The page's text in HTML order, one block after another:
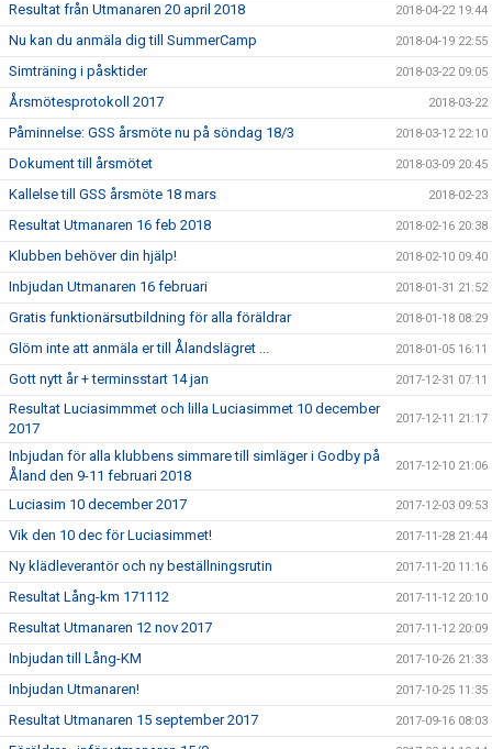
Resultat från Utmanaren 20 april 2018 2018-04-22 19:44
Nu kan du anmäla dig till SummerCamp 2018-04-19 22:55
Simträning i påsktider 2018-03-22 09:05
Årsmötesprotokoll 2017 2018-03-22
Påminnelse: GSS årsmöte nu på söndag 18/3 2018-03-12 22:10
Dokument till årsmötet 2018-03-09 20:45
Kallelse till GSS årsmöte 18 mars 2018-02-23
Resultat Utmanaren 16 feb 2018 2018-02-16 20:38
Klubben behöver din hjälp! 2018-02-10 09:40
Inbjudan Utmanaren 16 februari 2018-01-31 21:52
Gratis funktionärsutbildning för alla föräldrar 2018-01-18 08:29
Glöm inte att anmäla er till Ålandslägret ... 2018-01-05 16:11
Gott nytt år + terminsstart 14 jan 2017-12-31 07:11
Resultat Luciasimmmet och lilla Luciasimmet 10 december
2017
2017-12-11 21:17
Inbjudan för alla klubbens simmare till simläger i Godby på
Åland den 9-11 februari 2018
2017-12-10 21:06
Luciasim 10 december 2017 2017-12-03 09:53
Vik den 10 dec för Luciasimmet! 2017-11-28 21:44
Ny klädleverantör och ny beställningsrutin 2017-11-20 11:16
Resultat Lång-km 171112 2017-11-12 20:10
Resultat Utmanaren 12 nov 2017 2017-11-12 20:09
Inbjudan till Lång-KM 2017-10-26 21:33
Inbjudan Utmanaren! 2017-10-25 11:35
Resultat Utmanaren 15 september 2017 2017-09-16 08:03